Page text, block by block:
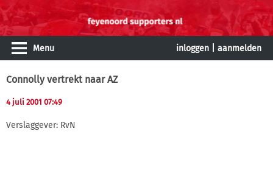
Menu inloggen aanmelden
Connolly vertrekt naar AZ
4 juli 2001 07:49
Verslaggever: RvN